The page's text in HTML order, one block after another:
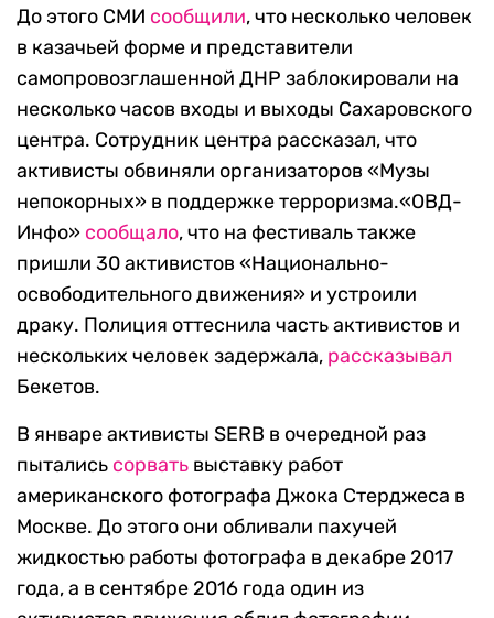
До этого СМИ сообщили, что несколько человек
в казачьей форме и представители
самопровозглашенной ДНР заблокировали на
несколько часов входы и выходы Сахаровского
центра. Сотрудник центра рассказал, что
активисты обвиняли организаторов «Музы
непокорных» в поддержке терроризма.«ОВД-
Инфо» сообщало, что на фестиваль также
пришли 30 активистов «Национально-
освободительного движения» и устроили
драку. Полиция оттеснила часть активистов и
нескольких человек задержала, рассказывал
Бекетов.
В январе активисты SERB в очередной раз
пытались сорвать выставку работ
американского фотографа Джока Стерджеса в
Москве. До этого они обливали пахучей
жидкостью работы фотографа в декабре 2017
года, а в сентябре 2016 года один из